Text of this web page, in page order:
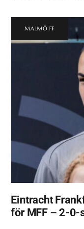
MALMÖ FF
Eintracht
för MFF – 2-0-